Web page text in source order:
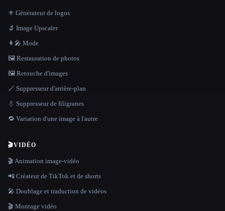
⚜️ Générateur de logos
🔬 Image Upscaler
👩‍🎤 Mode
🖼️ Restauration de photos
🖼️ Retouche d'images
🪄 Suppresseur d'arrière-plan
💧 Suppresseur de filigranes
🔁 Variation d'une image à l'autre
🎬VIDÉO
🎬 Animation image-vidéo
📲 Créateur de TikTok et de shorts
🎤 Doublage et traduction de vidéos
🎬 Montage vidéo